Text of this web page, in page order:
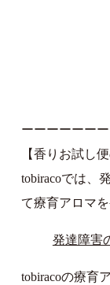
ーーーーーー
【香りお試し
tobiracoでは、
て療育アロマ
発達障害
tobiracoの療育